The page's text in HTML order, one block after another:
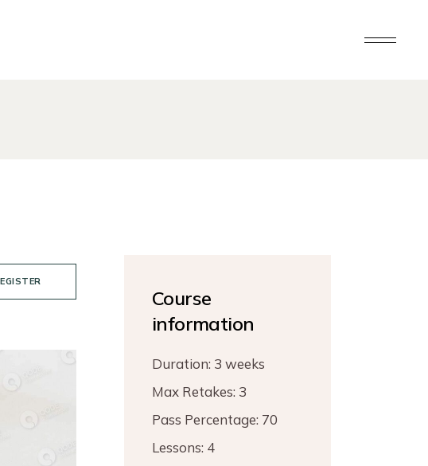
Course
information
Duration: 3 weeks
Max Retakes: 3
Pass Percentage: 70
Lessons: 4